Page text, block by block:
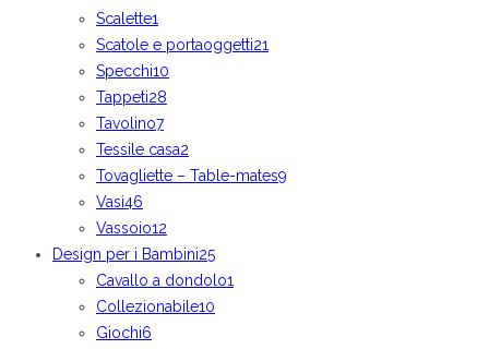
Scalette1
Scatole e portaoggetti21
Specchi10
Tappeti28
Tavolino7
Tessile casa2
Tovagliette – Table-mates9
Vasi46
Vassoio12
Design per i Bambini25
Cavallo a dondolo1
Collezionabile10
Giochi6